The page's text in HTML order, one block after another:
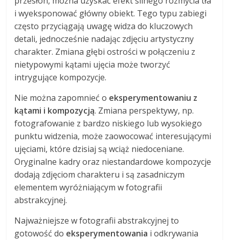
i wyeksponować główny obiekt. Tego typu zabiegi
często przyciągają uwagę widza do kluczowych
detali, jednocześnie nadając zdjęciu artystyczny
charakter. Zmiana głębi ostrości w połączeniu z
nietypowymi kątami ujęcia może tworzyć
intrygujące kompozycje.
Nie można zapomnieć o eksperymentowaniu z
kątami i kompozycją. Zmiana perspektywy, np.
fotografowanie z bardzo niskiego lub wysokiego
punktu widzenia, może zaowocować interesującymi
ujęciami, które dzisiaj są wciąż niedoceniane.
Oryginalne kadry oraz niestandardowe kompozycje
dodają zdjęciom charakteru i są zasadniczym
elementem wyróżniającym w fotografii
abstrakcyjnej.
Najważniejsze w fotografii abstrakcyjnej to
gotowość do eksperymentowania i odkrywania